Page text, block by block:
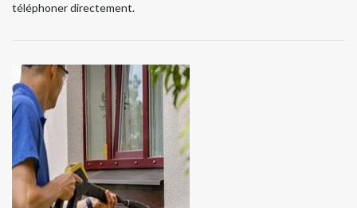
téléphoner directement.